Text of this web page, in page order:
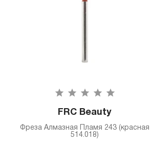
FRC Beauty
Фреза Алмазная Пламя 243 (красная
514.018)